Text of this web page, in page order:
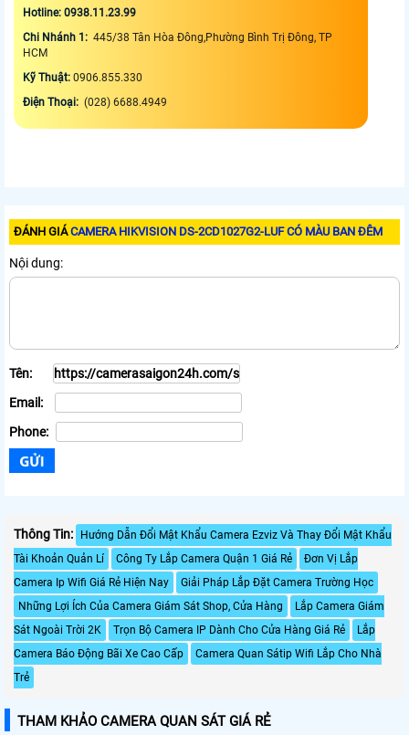
Hotline: 0938.11.23.99
Chi Nhánh 1: 445/38 Tân Hòa Đông,Phường Bình Trị Đông, TP
HCM
Kỹ Thuật: 0906.855.330
Điện Thoại: (028) 6688.4949
ĐÁNH GIÁCAMERA HIKVISION DS-2CD1027G2-LUF CÓ MÀU BAN ĐÊM
Nội dung:
Tên:
Email:
Phone:
Thông Tin:
Hướng Dẫn Đổi Mật Khẩu Camera Ezviz Và Thay Đổi Mật Khẩu
Tài Khoản Quản Lí
Công Ty Lắp Camera Quận 1 Giá Rẻ
Đơn Vị Lắp
Camera Ip Wifi Giá Rẻ Hiện Nay
Giải Pháp Lắp Đặt Camera Trường Học
Những Lợi Ích Của Camera Giám Sát Shop, Cửa Hàng
Lắp Camera Giám
Sát Ngoài Trời 2K
Trọn Bộ Camera IP Dành Cho Cửa Hàng Giá Rẻ
Lắp
Camera Báo Động Bãi Xe Cao Cấp
Camera Quan Sátip Wifi Lắp Cho Nhà
Trẻ
THAM KHẢO CAMERA QUAN SÁT GIÁ RẺ